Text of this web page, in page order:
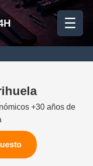
☰
+30 años de